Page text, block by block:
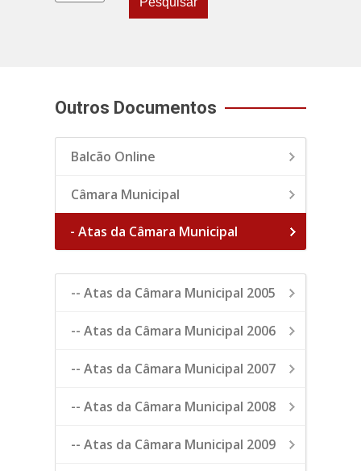
Outros Documentos
Balcão Online
Câmara Municipal
- Atas da Câmara Municipal
-- Atas da Câmara Municipal 2005
-- Atas da Câmara Municipal 2006
-- Atas da Câmara Municipal 2007
-- Atas da Câmara Municipal 2008
-- Atas da Câmara Municipal 2009